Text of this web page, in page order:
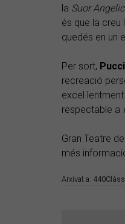
la Suor
és que la creu
quedés en un
Per sort,
recreació
respectable a
Gran Teatre
més
Arxivat a: